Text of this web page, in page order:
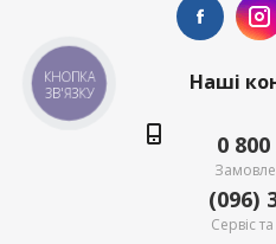
Наші
0
(096)
Сервіс
КНОПКА
ЗВ'ЯЗКУ